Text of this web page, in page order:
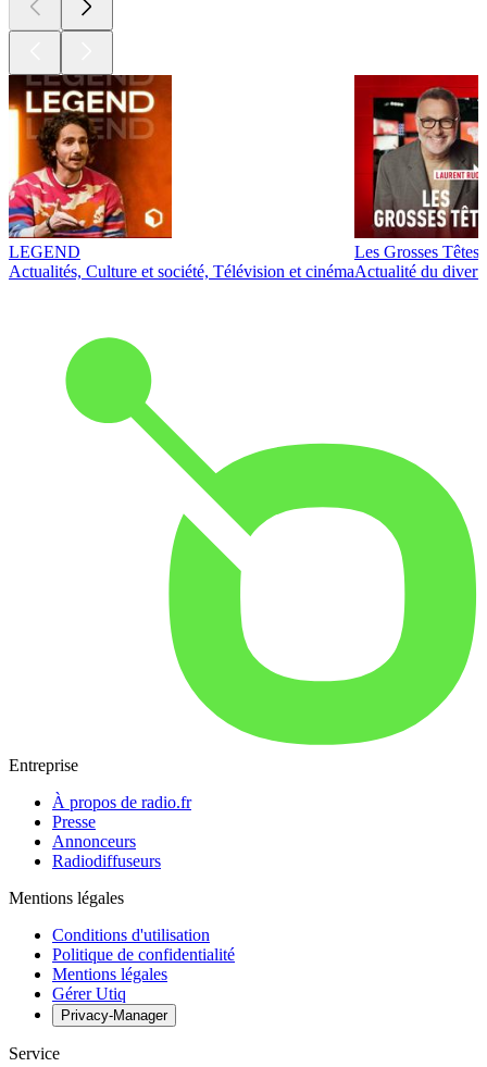
LEGEND
Actualités, Culture et société, Télévision et cinéma
Les Grosses Têtes
Actualité du
Entreprise
À propos de radio.fr
Presse
Annonceurs
Radiodiffuseurs
Mentions légales
Conditions d'utilisation
Politique de confidentialité
Mentions légales
Gérer Utiq
Privacy-Manager
Service